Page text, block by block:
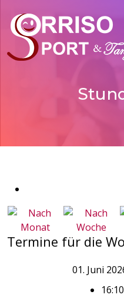
Termine für die
01. Juni